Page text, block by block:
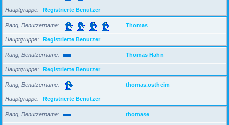
Hauptgruppe Registrierte Benutzer
Rang, Benutzername Thomas
Hauptgruppe Registrierte Benutzer
Rang, Benutzername Thomas Hahn
Hauptgruppe Registrierte Benutzer
Rang, Benutzername thomas.ostheim
Hauptgruppe Registrierte Benutzer
Rang, Benutzername thomase